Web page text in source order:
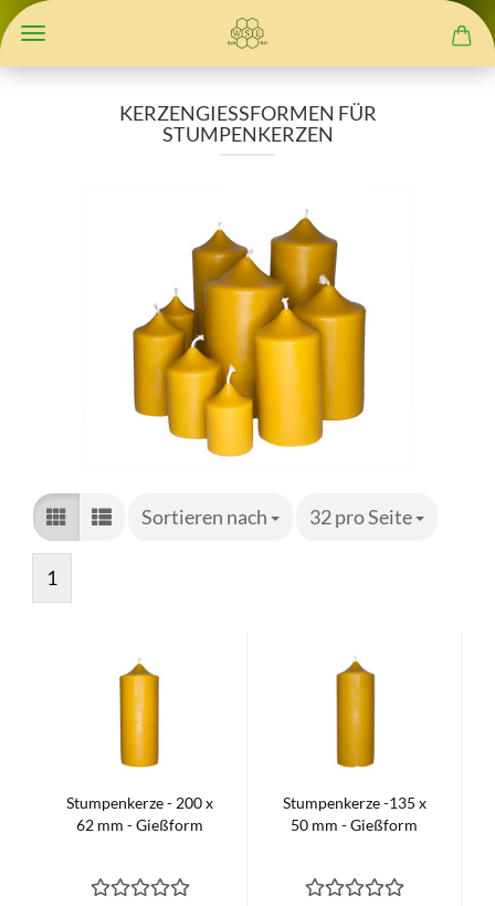
KERZENGIESSFORMEN FÜR S
TUMPENKERZEN
Sortieren nach
Sortieren nach 32 pro Seite
pro Seite
1
Stumpenkerze - 200 x
62 mm - Gießform
Stumpenkerze -135 x
50 mm - Gießform